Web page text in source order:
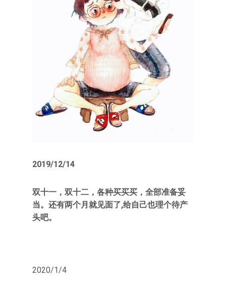
2019/12/14
双十一，双十二，各种买买买，全部准备妥
当。还有两个月就见面了,给自己也理个待产
头吧。
2020/1/4